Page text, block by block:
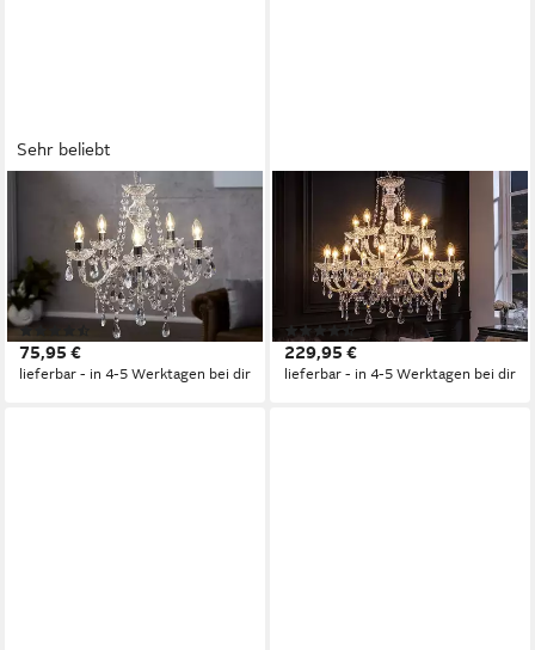
Sehr beliebt
RIESS-AMBIENTE
Kronleuchter CRYSTAL 55cm
klar, ohne Leuchtmittel,
Hängelampe · Wohnzimmer ·
Acryl · Schlafzimmer · Barock
Design
(21)
75,95 €
lieferbar - in 4-5 Werktagen bei dir
RIESS-AMBIENTE
Kronleuchter CRYSTAL 80cm
klar, ohne Leuchtmittel,
Hängelampe · Wohnzimmer ·
Acryl · Schlafzimmer · Barock
Design
(11)
229,95 €
lieferbar - in 4-5 Werktagen bei dir